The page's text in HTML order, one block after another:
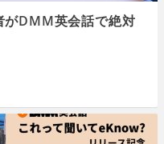
がDMM英会話で絶対